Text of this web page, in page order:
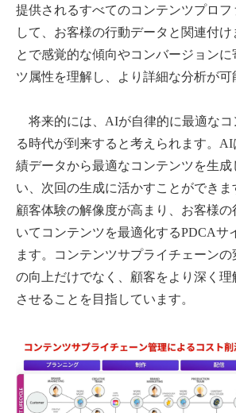
提供されるすべてのコンテンツプロ
して、お客様の行動データと関連付け
とで感覚的な傾向やコンバージョン
ツ属性を理解し、より詳細な分析が可
将来的には、AIが自律的に最適なコ
る時代が到来すると考えられます。
績データから最適なコンテンツを生
い、次回の生成に活かすことができま
顧客体験の解像度が高まり、お客様
いてコンテンツを最適化するPDCAサ
ます。コンテンツサプライチェーン
の向上だけでなく、顧客をより深く理
させることを目指しています。